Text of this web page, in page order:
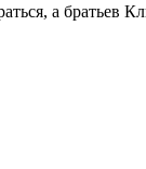
а братьев